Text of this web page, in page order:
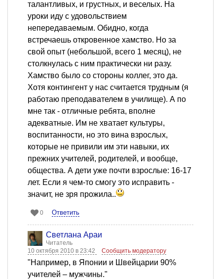
талантливых, и грустных, и веселых. На
уроки иду с удовольствием
непередаваемым. Обидно, когда
встречаешь откровенное хамство. Но за
свой опыт (небольшой, всего 1 месяц), не
столкнулась с ним практически ни разу.
Хамство было со стороны коллег, это да.
Хотя контингент у нас считается трудным (я
работаю преподавателем в училище). А по
мне так - отличные ребята, вполне
адекватные. Им не хватает культуры,
воспитанности, но это вина взрослых,
которые не привили им эти навыки, их
прежних учителей, родителей, и вообще,
общества. А дети уже почти взрослые: 16-17
лет. Если я чем-то смогу это исправить -
значит, не зря прожила..
0 Ответить
Светлана Араи
Читатель
10 октября 2010 в 23:42
Сообщить модератору
"Например, в Японии и Швейцарии 90%
учителей – мужчины."